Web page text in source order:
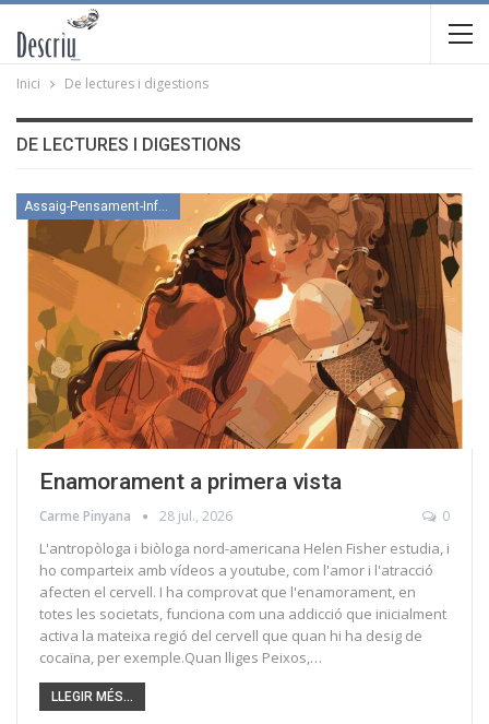
Inici De lectures i digestions
DE LECTURES I DIGESTIONS
Assaig-Pensament-Informació
Enamorament a primera vista
Carme Pinyana 28 jul., 2026 0
L'antropòloga i biòloga nord-americana Helen Fisher estudia, i
ho comparteix amb vídeos a youtube, com l'amor i l'atracció
afecten el cervell. I ha comprovat que l'enamorament, en
totes les societats, funciona com una addicció que inicialment
activa la mateixa regió del cervell que quan hi ha desig de
cocaïna, per exemple.Quan lliges Peixos,…
LLEGIR MÉS...